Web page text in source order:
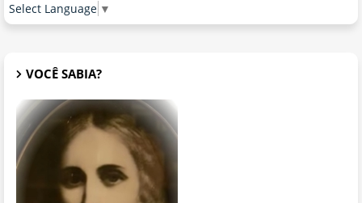
Select Language ▼
VOCÊ SABIA?